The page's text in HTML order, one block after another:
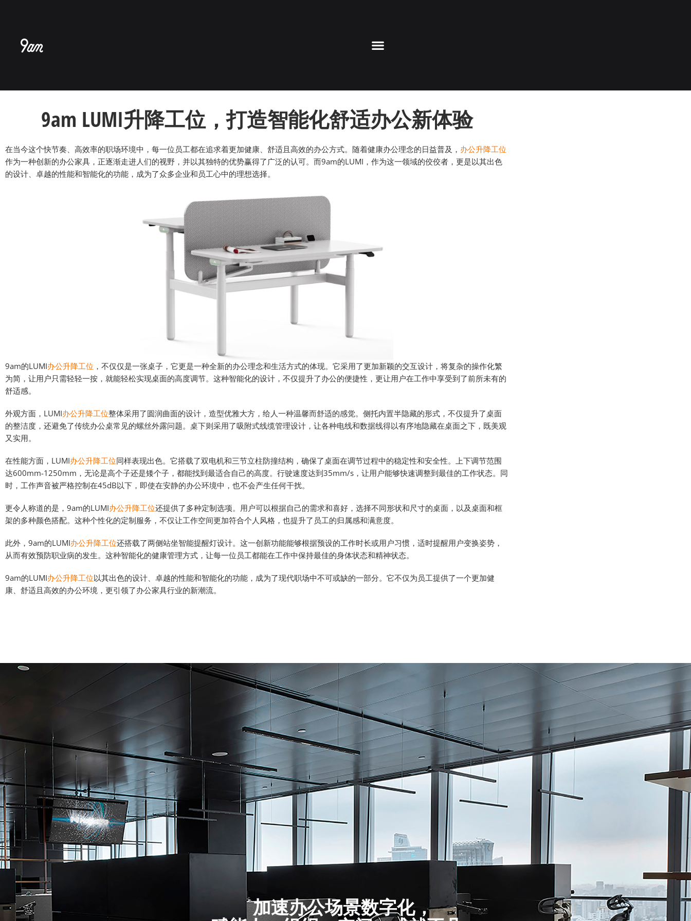
9am LUMI升降工位，打造智能化舒适办公新体验
在当今这个快节奏、高效率的职场环境中，每一位员工都在追求着更加健康、舒适且高效的办公方式。随着健康办公理念的日益普及， 办公升降工位
作为一种创新的办公家具，正逐渐走进人们的视野，并以其独特的优势赢得了广泛的认可。而9am的LUMI，作为这一领域的佼佼者，更是以其出色
的设计、卓越的性能和智能化的功能，成为了众多企业和员工心中的理想选择。
9am的LUMI办公升降工位 ，不仅仅是一张桌子，它更是一种全新的办公理念和生活方式的体现。它采用了更加新颖的交互设计，将复杂的操作化繁
为简，让用户只需轻轻一按，就能轻松实现桌面的高度调节。这种智能化的设计，不仅提升了办公的便捷性，更让用户在工作中享受到了前所未有的
舒适感。
外观方面，LUMI办公升降工位整体采用了圆润曲面的设计，造型优雅大方，给人一种温馨而舒适的感觉。侧托内置半隐藏的形式，不仅提升了桌面
的整洁度，还避免了传统办公桌常见的螺丝外露问题。桌下则采用了吸附式线缆管理设计，让各种电线和数据线得以有序地隐藏在桌面之下，既美观
又实用。
在性能方面，LUMI办公升降工位同样表现出色。它搭载了双电机和三节立柱防撞结构，确保了桌面在调节过程中的稳定性和安全性。上下调节范围
达600mm-1250mm，无论是高个子还是矮个子，都能找到最适合自己的高度。行驶速度达到35mm/s，让用户能够快速调整到最佳的工作状态。同
时，工作声音被严格控制在45dB以下，即使在安静的办公环境中，也不会产生任何干扰。
更令人称道的是，9am的LUMI办公升降工位还提供了多种定制选项。用户可以根据自己的需求和喜好，选择不同形状和尺寸的桌面，以及桌面和框
架的多种颜色搭配。这种个性化的定制服务，不仅让工作空间更加符合个人风格，也提升了员工的归属感和满意度。
此外，9am的LUMI办公升降工位还搭载了两侧站坐智能提醒灯设计。这一创新功能能够根据预设的工作时长或用户习惯，适时提醒用户变换姿势，
从而有效预防职业病的发生。这种智能化的健康管理方式，让每一位员工都能在工作中保持最佳的身体状态和精神状态。
9am的LUMI办公升降工位以其出色的设计、卓越的性能和智能化的功能，成为了现代职场中不可或缺的一部分。它不仅为员工提供了一个更加健
康、舒适且高效的办公环境，更引领了办公家具行业的新潮流。
加速办公场景数字化，